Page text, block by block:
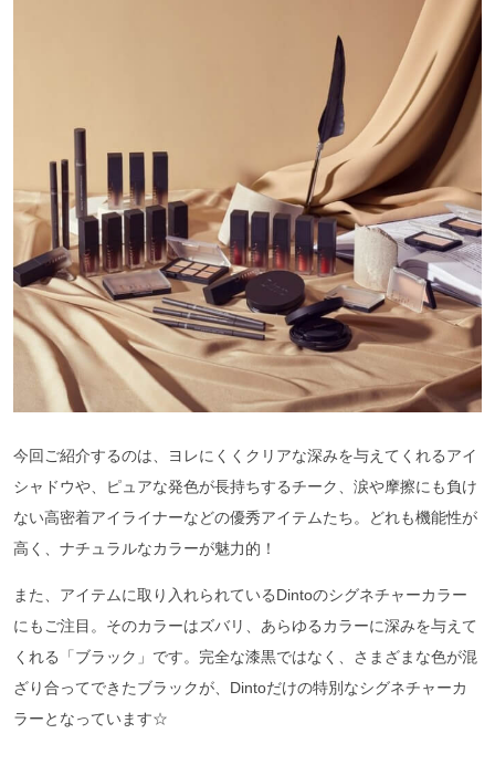
今回ご紹介するのは、ヨレにくくクリアな深みを与えてくれるアイ
シャドウや、ピュアな発色が長持ちするチーク、涙や摩擦にも負け
ない高密着アイライナーなどの優秀アイテムたち。どれも機能性が
高く、ナチュラルなカラーが魅力的！
また、アイテムに取り入れられているDintoのシグネチャーカラー
にもご注目。そのカラーはズバリ、あらゆるカラーに深みを与えて
くれる「ブラック」です。完全な漆黒ではなく、さまざまな色が混
ざり合ってできたブラックが、Dintoだけの特別なシグネチャーカ
ラーとなっています☆